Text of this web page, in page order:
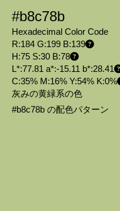
#b8c78b
Hexadecimal Color Code
R:184 G:199 B:139
H:75 S:30 B:78
L*:77.81 a*:-15.11 b*:28.41
C:35% M:16% Y:54% K:0%
灰みの黄緑系の色
#b8c78b の配色パターン